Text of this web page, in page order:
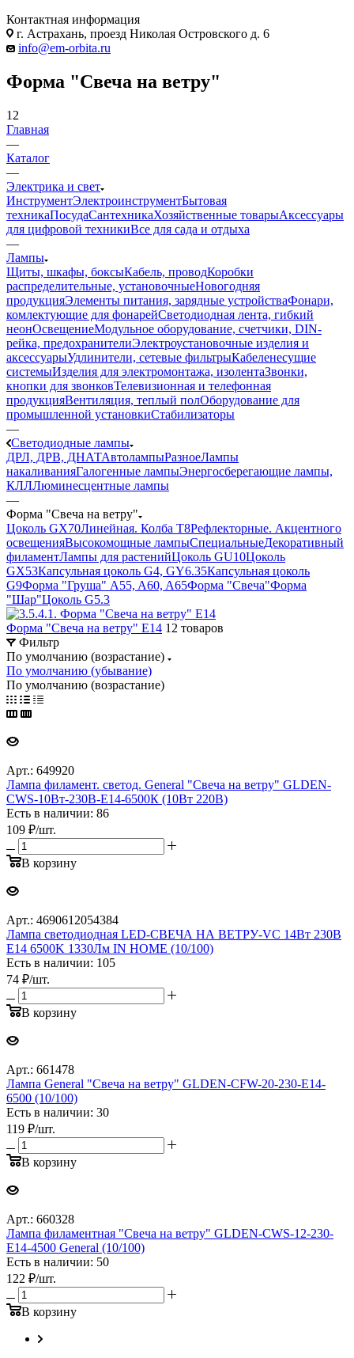
Контактная информация
г. Астрахань, проезд Николая Островского д. 6
info@em-orbita.ru
Форма "Свеча на ветру"
12
Главная
—
Каталог
—
Электрика и свет
ИнструментЭлектроинструментБытовая
техникаПосудаСантехникаХозяйственные товарыАксессуары
для цифровой техникиВсе для сада и отдыха
—
Лампы
Щиты, шкафы, боксыКабель, проводКоробки
распределительные, установочныеНовогодняя
продукцияЭлементы питания, зарядные устройстваФонари,
комлектующие для фонарейСветодиодная лента, гибкий
неонОсвещениеМодульное оборудование, счетчики, DIN-
рейка, предохранителиЭлектроустановочные изделия и
аксессуарыУдлинители, сетевые фильтрыКабеленесущие
системыИзделия для электромонтажа, изолентаЗвонки,
кнопки для звонковТелевизионная и телефонная
продукцияВентиляция, теплый полОборудование для
промышленной установкиСтабилизаторы
—
Светодиодные лампы
ДРЛ, ДРВ, ДНАТАвтолампыРазноеЛампы
накаливанияГалогенные лампыЭнергосберегающие лампы,
КЛЛЛюминесцентные лампы
—
Форма "Свеча на ветру"
Цоколь GX70Линейная. Колба Т8Рефлекторные. Акцентного
освещенияВысокомощные лампыСпециальныеДекоративный
филаментЛампы для растенийЦоколь GU10Цоколь
GX53Капсульная цоколь G4, GY6.35Капсульная цоколь
G9Форма "Груша" A55, A60, A65Форма "Свеча"Форма
"Шар"Цоколь G5.3
Форма "Свеча на ветру" E14 12 товаров
Фильтр
По умолчанию (возрастание)
По умолчанию (убывание)
По умолчанию (возрастание)
Арт.: 649920
Лампа филамент. светод. General "Свеча на ветру" GLDEN-
CWS-10Вт-230В-E14-6500К (10Вт 220В)
Есть в наличии: 86
109 ₽/шт.
В корзину
Арт.: 4690612054384
Лампа светодиодная LED-СВЕЧА НА ВЕТРУ-VC 14Вт 230В
E14 6500K 1330Лм IN HOME (10/100)
Есть в наличии: 105
74 ₽/шт.
В корзину
Арт.: 661478
Лампа General "Свеча на ветру" GLDEN-CFW-20-230-E14-
6500 (10/100)
Есть в наличии: 30
119 ₽/шт.
В корзину
Арт.: 660328
Лампа филаментная "Свеча на ветру" GLDEN-CWS-12-230-
E14-4500 General (10/100)
Есть в наличии: 50
122 ₽/шт.
В корзину